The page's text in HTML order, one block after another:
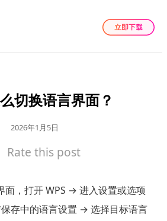
切换语言界面？
2026年1月5日
Rate this post
面，打开 WPS → 进入设置或选项
存中的语言设置 → 选择目标语言